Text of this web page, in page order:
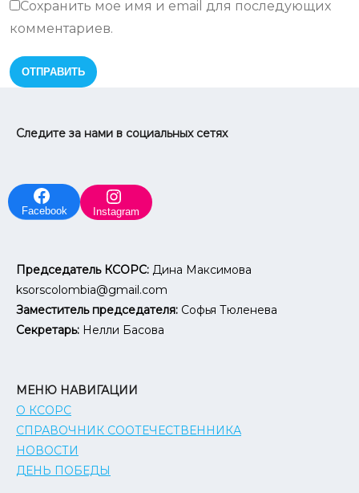
Сохранить мое имя и email для последующих
комментариев.
Следите за нами в социальных сетях
Facebook Instagram
Председатель КСОРС: Дина Максимова
ksorscolombia@gmail.com
Заместитель председателя: Софья Тюленева
Секретарь: Нелли Басова
МЕНЮ НАВИГАЦИИ
О КСОРС
СПРАВОЧНИК СООТЕЧЕСТВЕННИКА
НОВОСТИ
ДЕНЬ ПОБЕДЫ